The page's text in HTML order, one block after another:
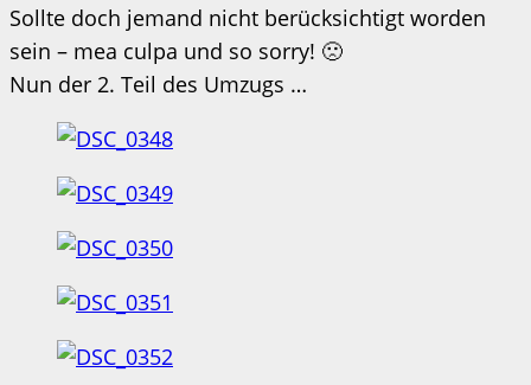
Sollte doch jemand nicht berücksichtigt worden
sein – mea culpa und so sorry! 🙁
Nun der 2. Teil des Umzugs …